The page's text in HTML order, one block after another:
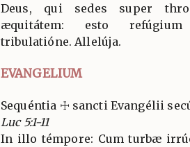
Deus, qui sedes super
æquitátem: esto
tribulatióne. Allelúja.
EVANGELIUM
Sequéntia ☩ sancti Evangélii
Luc 5:1-11
In illo témpore: Cum turbæ